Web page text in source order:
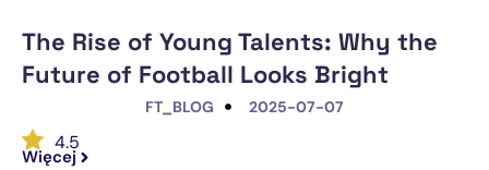
FT_BLOG 2025-07-07
4.5
The Rise of Young Talents: Why the
Future of Football Looks Bright
Więcej